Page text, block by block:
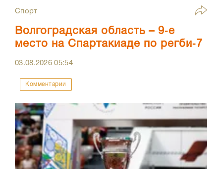
Спорт
Волгоградская область – 9‑е
место на Спартакиаде по регби‑7
03.08.202605:54
Комментарии